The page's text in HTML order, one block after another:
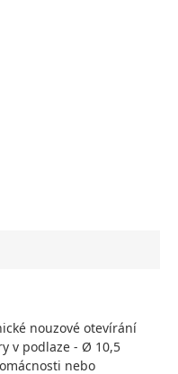
nouzové otevírání
v podlaze - Ø 10,5
nebo